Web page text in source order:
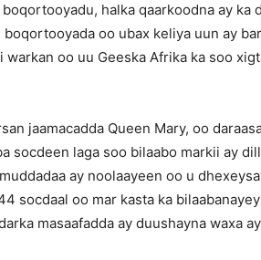
halka qaarkoodna ay ka
boqortooyada oo ubax keliya uun ay
warkan oo uu Geeska Afrika ka soo
jaamacadda Queen Mary, oo
socdeen laga soo bilaabo markii ay
ay noolaayeen oo u
socdaal oo mar kasta ka
masaafadda ay duushayna waxa